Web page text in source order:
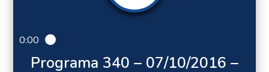
0:00
Programa 340 – 07/10/2016 –